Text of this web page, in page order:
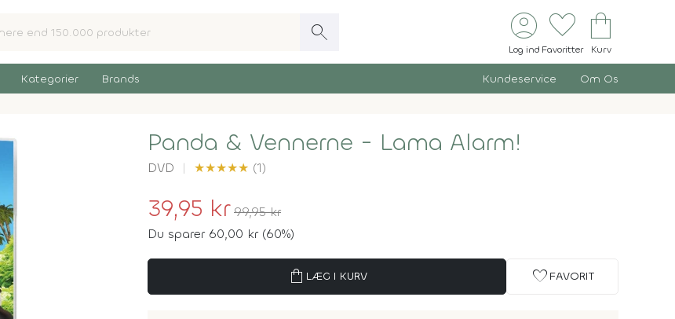
search account_circle
Log ind
favorite
Favoritter
shopping_bag
Kurv
Kategorier Brands Kundeservice Om Os
Panda & Vennerne - Lama Alarm!
DVD ★★★★★ (1)
39,95 kr 99,95 kr
Du sparer 60,00 kr (60%)
shopping_bag LÆG I KURV favorite FAVORIT